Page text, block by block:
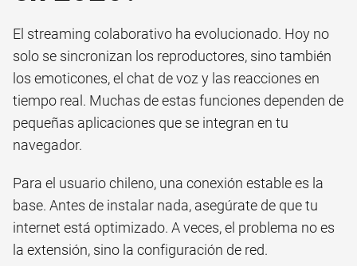
El streaming colaborativo ha evolucionado. Hoy no
solo se sincronizan los reproductores, sino también
los emoticones, el chat de voz y las reacciones en
tiempo real. Muchas de estas funciones dependen de
pequeñas aplicaciones que se integran en tu
navegador.
Para el usuario chileno, una conexión estable es la
base. Antes de instalar nada, asegúrate de que tu
internet está optimizado. A veces, el problema no es
la extensión, sino la configuración de red.